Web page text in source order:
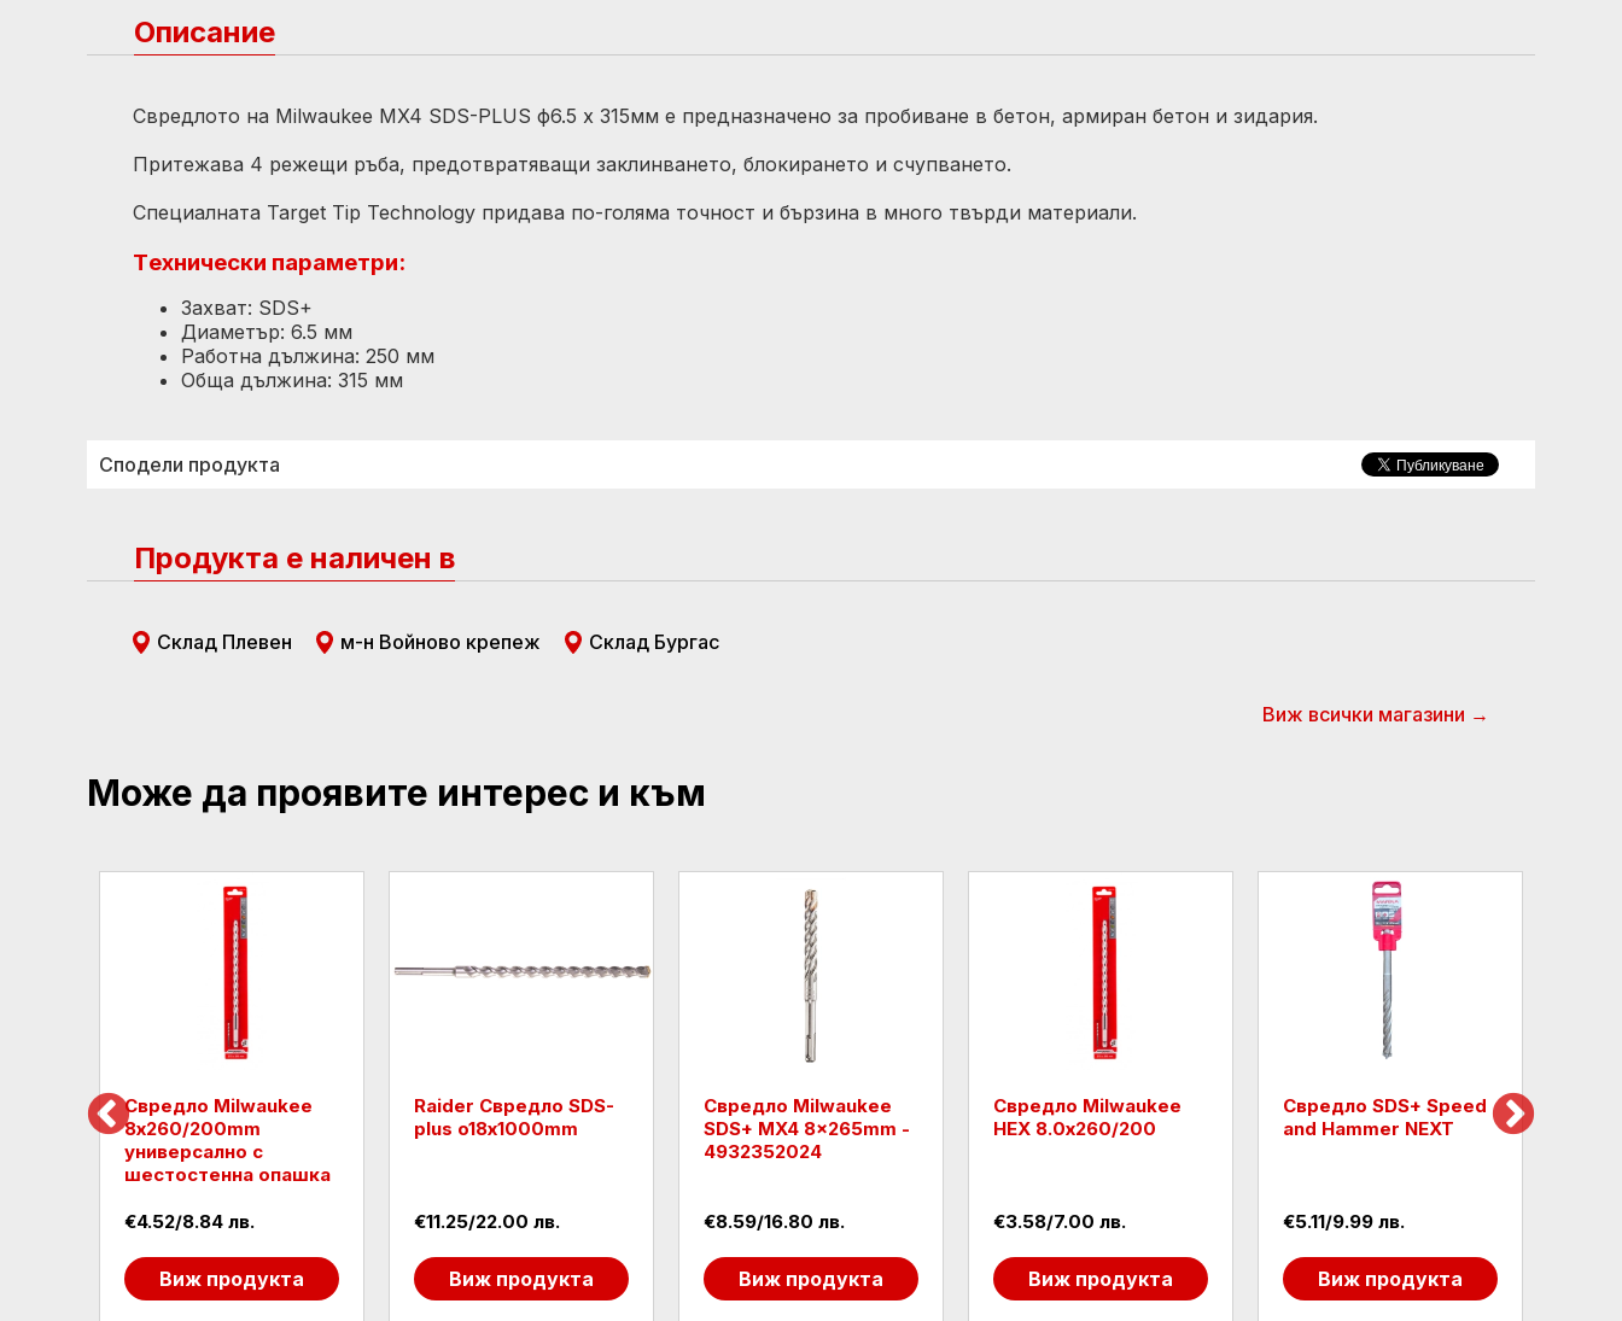
Описание
Свредлото на Milwaukee MX4 SDS-PLUS ф6.5 x 315мм е предназначено за пробиване в бетон, армиран бетон и зидария.
Притежава 4 режещи ръба, предотвратяващи заклинването, блокирането и счупването.
Специалната Target Tip Technology придава по-голяма точност и бързина в много твърди материали.
Tехнически параметри:
Захват: SDS+
Диаметър: 6.5 мм
Работна дължина: 250 мм
Обща дължина: 315 мм
Сподели продукта
Продукта е наличен в
Склад Плевен м-н Войново крепеж Склад Бургас
Виж всички магазини →
Може да проявите интерес и към
Свредло Milwaukee
8х260/200mm
универсално с
шестостенна опашка
€4.52/8.84 лв.
Виж продукта
Raider Свредло SDS-
plus o18х1000mm
€11.25/22.00 лв.
Виж продукта
Свредло Milwaukee
SDS+ MX4 8x265mm -
4932352024
€8.59/16.80 лв.
Виж продукта
Свредло Milwaukee
HEX 8.0х260/200
€3.58/7.00 лв.
Виж продукта
Свредло SDS+ Speed
and Hammer NEXT
€5.11/9.99 лв.
Виж продукта